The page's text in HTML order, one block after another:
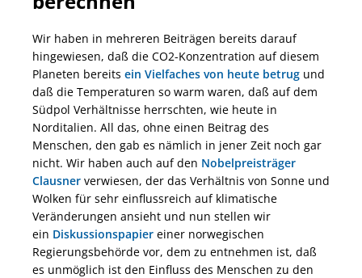
Wir haben in mehreren Beiträgen bereits darauf
hingewiesen, daß die CO2-Konzentration auf diesem
Planeten bereits ein Vielfaches von heute betrug und
daß die Temperaturen so warm waren, daß auf dem
Südpol Verhältnisse herrschten, wie heute in
Norditalien. All das, ohne einen Beitrag des
Menschen, den gab es nämlich in jener Zeit noch gar
nicht. Wir haben auch auf den Nobelpreisträger
Clausner verwiesen, der das Verhältnis von Sonne und
Wolken für sehr einflussreich auf klimatische
Veränderungen ansieht und nun stellen wir
ein Diskussionspapier einer norwegischen
Regierungsbehörde vor, dem zu entnehmen ist, daß
es unmöglich ist den Einfluss des Menschen zu den